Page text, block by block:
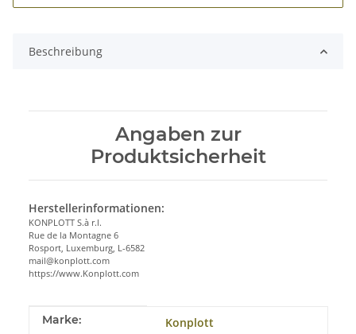
Beschreibung
Angaben zur
Produktsicherheit
Herstellerinformationen:
KONPLOTT S.à r.l.
Rue de la Montagne 6
Rosport, Luxemburg, L-6582
mail@konplott.com
https://www.Konplott.com
Produkteigenschaft
Wert
Marke: Konplott